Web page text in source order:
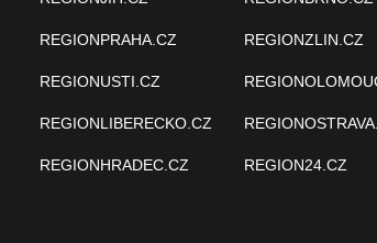
REGIONPRAHA.CZ
REGIONUSTI.CZ
REGIONLIBERECKO.CZ
REGIONHRADEC.CZ
REGIONZLIN.CZ
REGION24.CZ